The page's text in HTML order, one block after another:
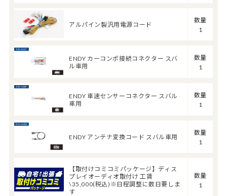
アルパイン製汎用電源コード
数量
1
ENDY カーコンポ接続コネクター スバ
ル車用
数量
1
ENDY 車速センサーコネクター スバル
車用
数量
1
ENDY アンテナ変換コード スバル車用
数量
1
【取付けコミコミパッケージ】ディス
プレイオーディオ取付け 工賃
\35,000(税込)※日程調整に数日要しま
す
数量
1